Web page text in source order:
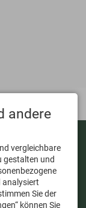
andere
vergleichbare
gestalten und
analysiert
Sie der
können Sie